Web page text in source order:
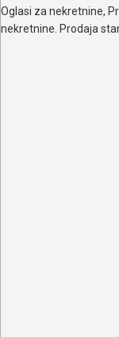
Oglasi za nekretnine,
nekretnine. Prodaja